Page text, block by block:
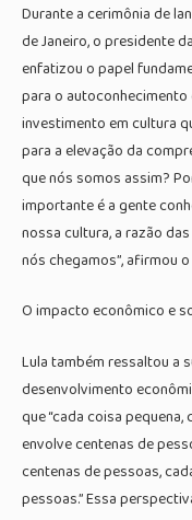
Durante a cerimônia de
de Janeiro, o presidente
enfatizou o papel
para o autoconhecimento
investimento em cultura
para a elevação da
que nós somos assim?
importante é a gente
nossa cultura, a razão
nós chegamos”, afirmou
O impacto econômico e
Lula também ressaltou a
desenvolvimento
que “cada coisa
envolve centenas de
centenas de pessoas,
pessoas.” Essa